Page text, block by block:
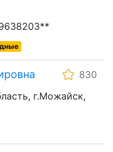
830
г.Можайск,